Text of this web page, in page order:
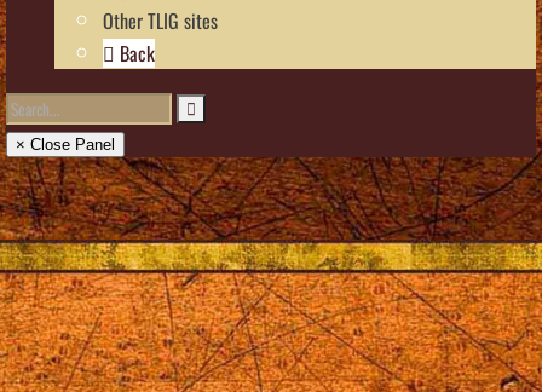
Other TLIG sites
Back
× Close Panel